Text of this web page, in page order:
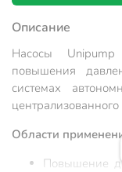
Описание
Насосы
повышения
системах
Области
Повышение